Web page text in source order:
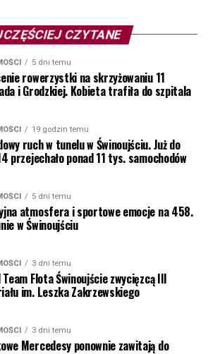
CZYTANE
5 dni temu
rowerzystki na skrzyżowaniu 11
i Grodzkiej. Kobieta trafiła do szpitala
19 godzin temu
ruch w tunelu w Świnoujściu. Już do
przejechało ponad 11 tys. samochodów
5 dni temu
atmosfera i sportowe emocje na 458.
w Świnoujściu
3 dni temu
Flota Świnoujście zwycięzcą III
im. Leszka Zakrzewskiego
3 dni temu
Mercedesy ponownie zawitają do